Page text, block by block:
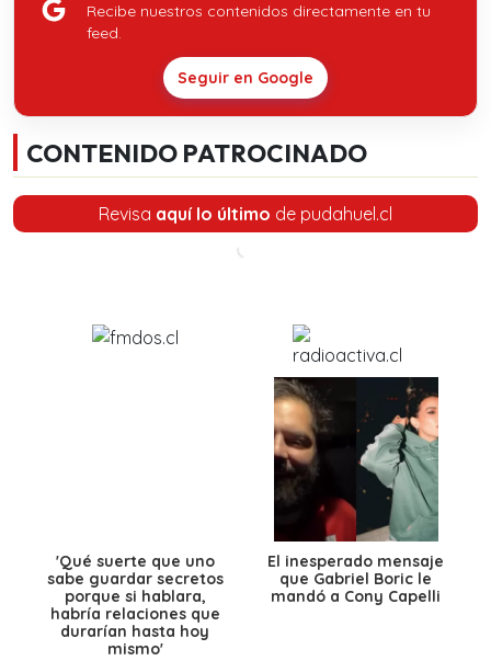
Recibe nuestros contenidos directamente en tu
feed.
Seguir en Google
CONTENIDO PATROCINADO
Revisa aquí lo último de pudahuel.cl
'Qué suerte que uno
sabe guardar secretos
porque si hablara,
habría relaciones que
durarían hasta hoy
mismo'
El inesperado mensaje
que Gabriel Boric le
mandó a Cony Capelli